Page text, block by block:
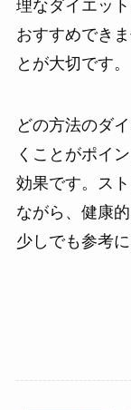
おすすめでき
とが大切です。
どの方法のダ
くことがポイ
効果です。ス
ながら、健康
少しでも参考